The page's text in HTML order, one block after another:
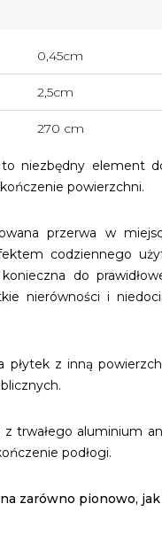
0,45cm
2,5cm
270 cm
to niezbędny element
powierzchni.
przerwa w
codziennego
do
nierówności i
z inną
z trwałego aluminium
podłogi.
zarówno pionowo, jak